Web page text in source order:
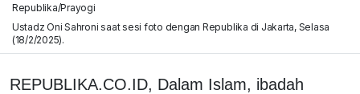
Republika/Prayogi
Ustadz Oni Sahroni saat sesi foto dengan Republika di Jakarta, Selasa
(18/2/2025).
REPUBLIKA.CO.ID, Dalam Islam, ibadah